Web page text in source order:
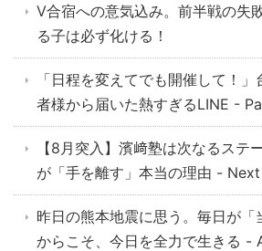
V合宿への意気込み。前半戦の失
る子は必ず化ける！
「日程を変えてでも開催して！
者様から届いた熱すぎるLINE -
【8月突入】濱﨑塾は次なるステ
が「手を離す」本当の理由 -
昨日の熊本地震に思う。毎日が「
からこそ、今日を全力で生きる